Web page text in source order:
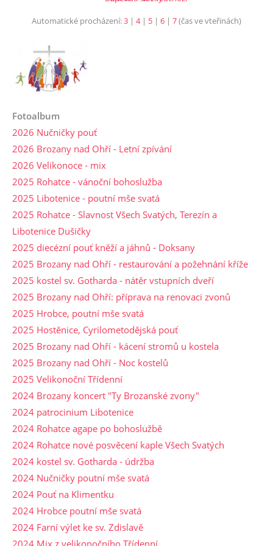
Automatické procházení:3 | 4| 5 | 6 | 7(čas ve vteřinách)
Fotoalbum
2026 Nučničky pouť
2026 Brozany nad Ohří - Letní zpívání
2026 Velikonoce - mix
2025 Rohatce - vánoční bohoslužba
2025 Libotenice - poutní mše svatá
2025 Rohatce - Slavnost Všech Svatých, Terezín a
Libotenice Dušičky
2025 diecézní pouť kněží a jáhnů - Doksany
2025 Brozany nad Ohří - restaurování a požehnání kříže
2025 kostel sv. Gotharda - nátěr vstupních dveří
2025 Brozany nad Ohří: příprava na renovaci zvonů
2025 Hrobce, poutní mše svatá
2025 Hostěnice, Cyrilometodějská pouť
2025 Brozany nad Ohří - kácení stromů u kostela
2025 Brozany nad Ohří - Noc kostelů
2025 Velikonoční Třídenní
2024 Brozany koncert "Ty Brozanské zvony"
2024 patrocinium Libotenice
2024 Rohatce agape po bohoslužbě
2024 Rohatce nové posvěcení kaple Všech Svatých
2024 kostel sv. Gotharda - údržba
2024 Nučničky poutní mše svatá
2024 Pouť na Klimentku
2024 Hrobce poutní mše svatá
2024 Farní výlet ke sv. Zdislavě
2024 Mix z velikonočního Třídenní